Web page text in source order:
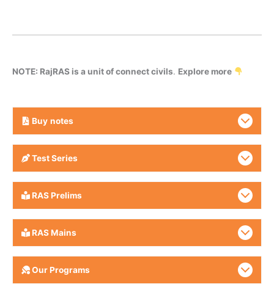
NOTE: RajRAS is a unit of connect civils. Explore more
Buy notes
Test Series
RAS Prelims
RAS Mains
Our Programs